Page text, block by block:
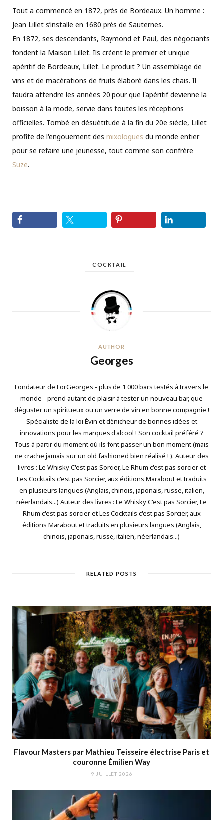
Tout a commencé en 1872, près de Bordeaux. Un homme :
Jean Lillet s’installe en 1680 près de Sauternes.
En 1872, ses descendants, Raymond et Paul, des négociants
fondent la Maison Lillet. Ils créent le premier et unique
apéritif de Bordeaux, Lillet. Le produit ? Un assemblage de
vins et de macérations de fruits élaboré dans les chais. Il
faudra attendre les années 20 pour que l'apéritif devienne la
boisson à la mode, servie dans toutes les réceptions
officielles. Tombé en désuétitude à la fin du 20e siècle, Lillet
profite de l'engouement des mixologues du monde entier
pour se refaire une jeunesse, tout comme son confrère
Suze.
COCKTAIL
AUTHOR
Georges
Fondateur de ForGeorges - plus de 1 000 bars testés à travers le
monde - prend autant de plaisir à tester un nouveau bar, que
déguster un spiritueux ou un verre de vin en bonne compagnie !
Spécialiste de la loi Évin et dénicheur de bonnes idées et
innovations pour les marques d'alcool ! Son cocktail préféré ?
Tous à partir du moment où ils font passer un bon moment (mais
ne crache jamais sur un old fashioned bien réalisé ! ). Auteur des
livres : Le Whisky C'est pas Sorcier, Le Rhum c'est pas sorcier et
Les Cocktails c'est pas Sorcier, aux éditions Marabout et traduits
en plusieurs langues (Anglais, chinois, japonais, russe, italien,
néerlandais...) Auteur des livres : Le Whisky C'est pas Sorcier, Le
Rhum c'est pas sorcier et Les Cocktails c'est pas Sorcier, aux
éditions Marabout et traduits en plusieurs langues (Anglais,
chinois, japonais, russe, italien, néerlandais...)
RELATED POSTS
Flavour Masters par Mathieu Teisseire électrise Paris et
couronne Émilien Way
9 JUILLET 2026